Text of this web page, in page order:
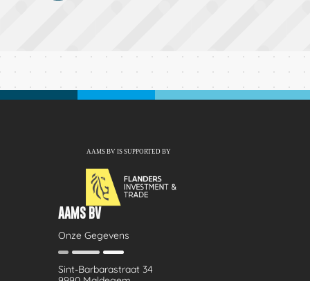
AAMS BV
Onze Gegevens
Sint-Barbarastraat 34